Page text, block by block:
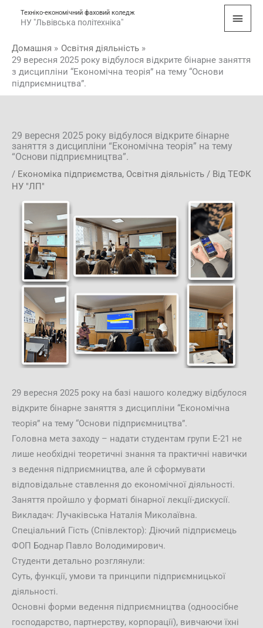
Техніко-економічний фаховий коледж
НУ "Львівська політехніка"
Домашня
Освітня діяльність
29 вересня 2025 року відбулося відкрите бінарне заняття
з дисципліни “Економічна теорія” на тему “Основи
підприємництва”.
29 вересня 2025 року відбулося відкрите бінарне
заняття з дисципліни “Економічна теорія” на тему
“Основи підприємництва”.
/ Економіка підприємства, Освітня діяльність / Від ТЕФК
НУ "ЛП"
29 вересня 2025 року на базі нашого коледжу відбулося
відкрите бінарне заняття з дисципліни “Економічна
теорія” на тему “Основи підприємництва”.
Головна мета заходу – надати студентам групи Е-21 не
лише необхідні теоретичні знання та практичні навички
з ведення підприємництва, але й сформувати
відповідальне ставлення до економічної діяльності.
Заняття пройшло у форматі бінарної лекції-дискусії.
Викладач: Лучаківська Наталія Миколаївна.
Спеціальний Гість (Співлектор): Діючий підприємець
ФОП Боднар Павло Володимирович.
Студенти детально розглянули:
Суть, функції, умови та принципи підприємницької
діяльності.
Основні форми ведення підприємництва (одноосібне
господарство, партнерству, корпорації), вивчаючи їхні